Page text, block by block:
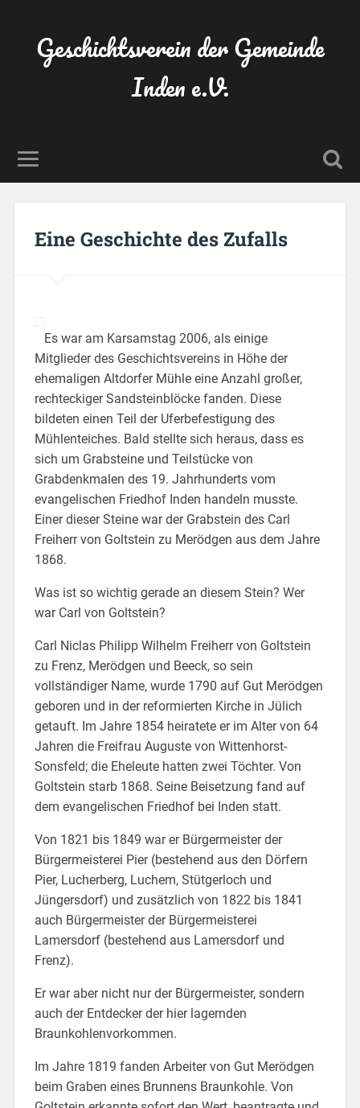
Geschichtsverein der Gemeinde
Inden e.V.
Eine Geschichte des Zufalls
Es war am Karsamstag 2006, als einige
Mitglieder des Geschichtsvereins in Höhe der
ehemaligen Altdorfer Mühle eine Anzahl großer,
rechteckiger Sandsteinblöcke fanden. Diese
bildeten einen Teil der Uferbefestigung des
Mühlenteiches. Bald stellte sich heraus, dass es
sich um Grabsteine und Teilstücke von
Grabdenkmalen des 19. Jahrhunderts vom
evangelischen Friedhof Inden handeln musste.
Einer dieser Steine war der Grabstein des Carl
Freiherr von Goltstein zu Merödgen aus dem Jahre
1868.
Was ist so wichtig gerade an diesem Stein? Wer
war Carl von Goltstein?
Carl Niclas Philipp Wilhelm Freiherr von Goltstein
zu Frenz, Merödgen und Beeck, so sein
vollständiger Name, wurde 1790 auf Gut Merödgen
geboren und in der reformierten Kirche in Jülich
getauft. Im Jahre 1854 heiratete er im Alter von 64
Jahren die Freifrau Auguste von Wittenhorst-
Sonsfeld; die Eheleute hatten zwei Töchter. Von
Goltstein starb 1868. Seine Beisetzung fand auf
dem evangelischen Friedhof bei Inden statt.
Von 1821 bis 1849 war er Bürgermeister der
Bürgermeisterei Pier (bestehend aus den Dörfern
Pier, Lucherberg, Luchem, Stütgerloch und
Jüngersdorf) und zusätzlich von 1822 bis 1841
auch Bürgermeister der Bürgermeisterei
Lamersdorf (bestehend aus Lamersdorf und
Frenz).
Er war aber nicht nur der Bürgermeister, sondern
auch der Entdecker der hier lagernden
Braunkohlenvorkommen.
Im Jahre 1819 fanden Arbeiter von Gut Merödgen
beim Graben eines Brunnens Braunkohle. Von